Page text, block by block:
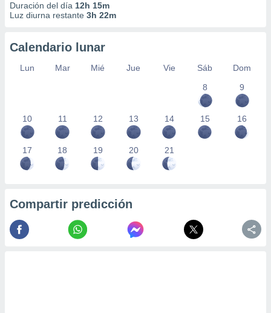
Duración del día 12h 15m
Luz diurna restante 3h 22m
Calendario lunar
Lun Mar Mié Jue Vie Sáb
Dom
8
9
10 11 12 13 14 15 16
17 18 19 20 21
Compartir predicción